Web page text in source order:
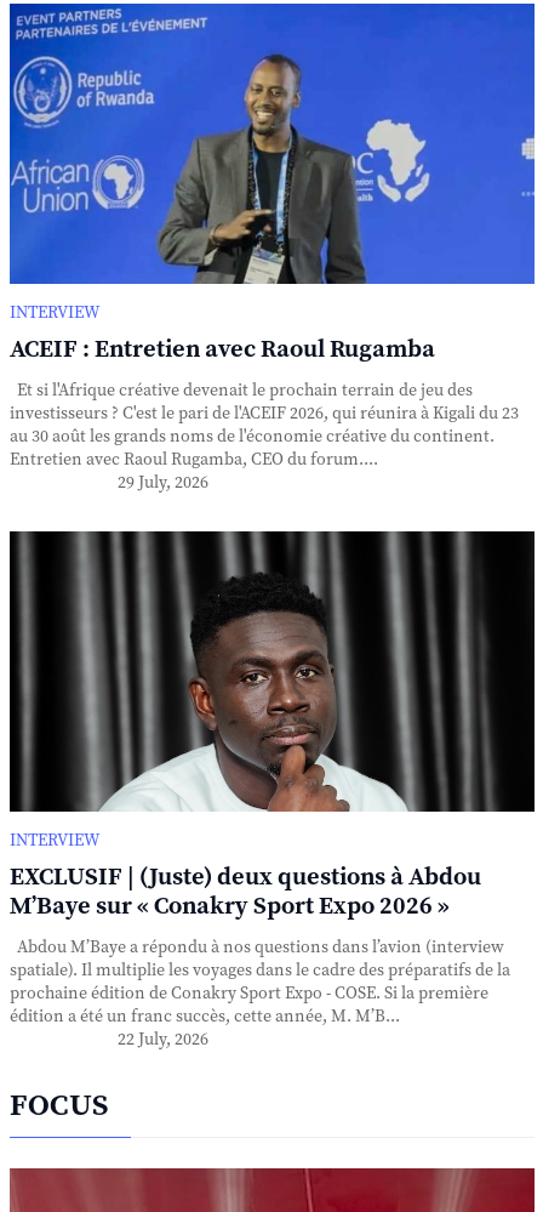
INTERVIEW
ACEIF : Entretien avec Raoul Rugamba
Et si l'Afrique créative devenait le prochain terrain de jeu des
investisseurs ? C'est le pari de l'ACEIF 2026, qui réunira à Kigali du 23
au 30 août les grands noms de l'économie créative du continent.
Entretien avec Raoul Rugamba, CEO du forum....
29 July, 2026
INTERVIEW
EXCLUSIF | (Juste) deux questions à Abdou
M’Baye sur « Conakry Sport Expo 2026 »
Abdou M’Baye a répondu à nos questions dans l’avion (interview
spatiale). Il multiplie les voyages dans le cadre des préparatifs de la
prochaine édition de Conakry Sport Expo - COSE. Si la première
édition a été un franc succès, cette année, M. M’B...
22 July, 2026
FOCUS